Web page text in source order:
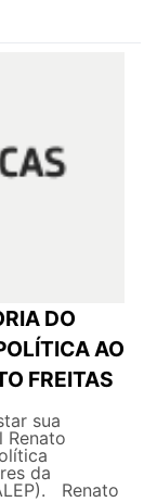
DO
AO
FREITAS
sua
Renato
da
Renato